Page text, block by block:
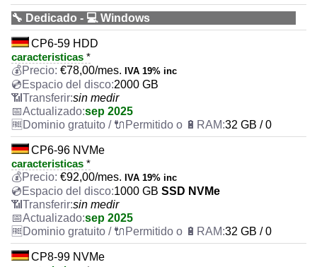
🔧 Dedicado - 💻 Windows
CP6-59 HDD
caracteristicas *
€78,00/mes. IVA 19% inc
2000 GB
sin medir
sep 2025
32 GB / 0
CP6-96 NVMe
caracteristicas *
€92,00/mes. IVA 19% inc
1000 GB SSD NVMe
sin medir
sep 2025
32 GB / 0
CP8-99 NVMe